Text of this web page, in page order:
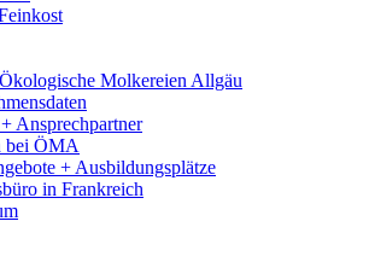
Molkereien Allgäu
Ansprechpartner
bei ÖMA
+ Ausbildungsplätze
in Frankreich